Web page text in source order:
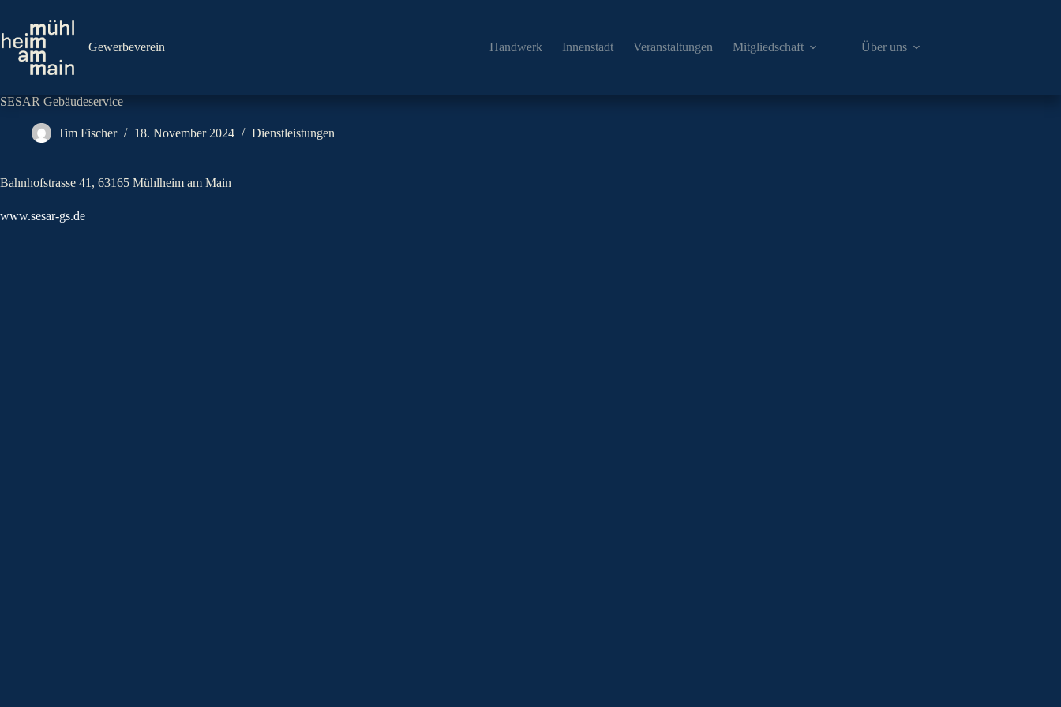
springen
Gewerbeverein
Handwerk Innenstadt Veranstaltungen Mitgliedschaft Über uns
SESAR Gebäudeservice
Tim Fischer 18. November 2024 Dienstleistungen
Bahnhofstrasse 41, 63165 Mühlheim am Main
www.sesar-gs.de